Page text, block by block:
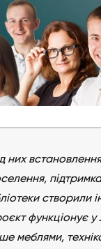
встановлення
створили
функціонує
меблями,